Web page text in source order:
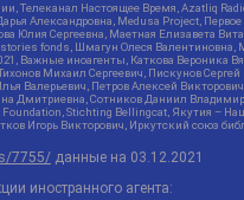
Телеканал Настоящее Время, Azatliq
Александровна, Medusa Project,
Юлия Сергеевна, Маетная Елизавета
fonds, Шмагун Олеся
Важные иноагенты, Каткова
Михаил Сергеевич, Пискунов
Валерьевич, Петров Алексей
Дмитриевна, Сотников Даниил
Stichting Bellingcat, Якутия –
Игорь Викторович, Иркутский союз
7755/ данные на 03.12.2021
иностранного агента: